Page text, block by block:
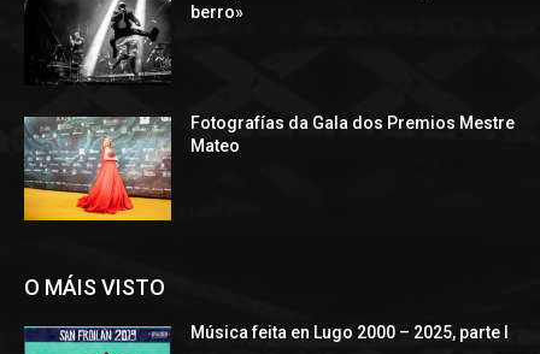
berro»
Fotografías da Gala dos Premios Mestre
Mateo
O MÁIS VISTO
Música feita en Lugo 2000 – 2025, parte I